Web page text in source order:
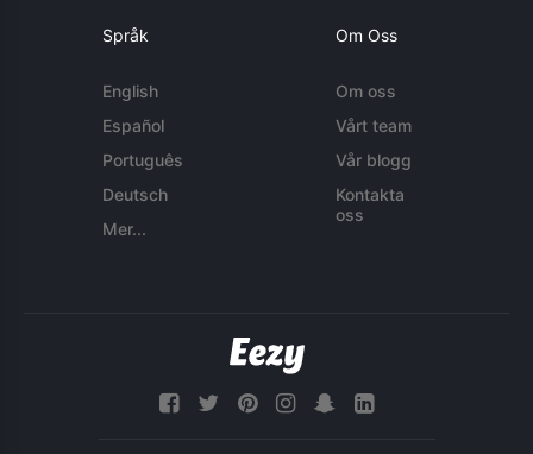
Språk
English
Español
Português
Deutsch
Mer...
Om Oss
Om oss
Vårt team
Vår blogg
Kontakta
oss